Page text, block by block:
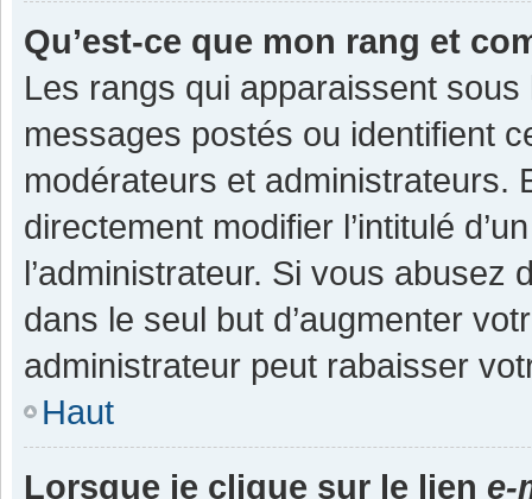
Qu’est-ce que mon rang et
Les rangs qui apparaissent
messages postés ou identifient
modérateurs et administrateurs.
directement modifier l’intitulé
l’administrateur. Si vous
dans le seul but d’augmenter
administrateur peut rabaisser
Haut
Lorsque je clique sur le lien e-